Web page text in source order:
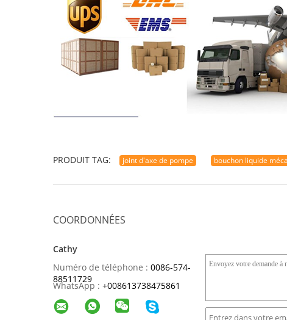
PRODUIT TAG: joint d'axe de pompe bouchon liquide
COORDONNÉES
Cathy
Numéro de téléphone : 0086-574-
88511729
WhatsApp : +008613738475861